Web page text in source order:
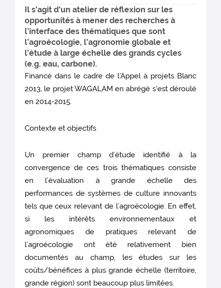
Il s'agit d'un atelier de réflexion sur les
opportunités à mener des recherches à
l’interface des thématiques que sont
l’agroécologie, l’agronomie globale et
l’étude à large échelle des grands cycles
(e.g. eau, carbone).
Financé dans le cadre de l'Appel à projets Blanc
2013, le projet WAGALAM en abrégé s'est déroulé
en 2014-2015.
Contexte et objectifs
Un premier champ d’étude identifié à la
convergence de ces trois thématiques consiste
en l’évaluation à grande échelle des
performances de systèmes de culture innovants
tels que ceux relevant de l’agroécologie. En effet,
si les intérêts environnementaux et
agronomiques de pratiques relevant de
l’agroécologie ont été relativement bien
documentés au champ, les études sur les
coûts/bénéfices à plus grande échelle (territoire,
grande région) sont beaucoup plus limitées.